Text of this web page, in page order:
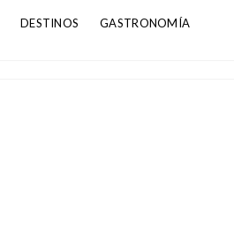
DESTINOS GASTRONOMÍA